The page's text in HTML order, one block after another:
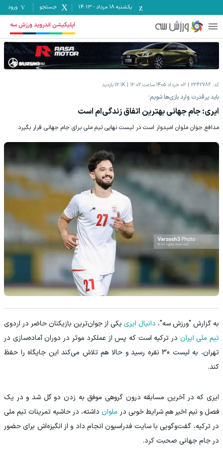
یکشنبه ۱۸ مرداد -
14:13 جستجو ورود
اپلیکیشن اندروید ورزش سه
کد: 2362786 02 خرداد 1405 ساعت 12:02 12.1K بازدید
باید پرقدرت وارد بازی‌ها شویم؛
ایری: جام جهانی بهترین اتفاق زندگی‌ام است
مدافع جوان ملوان امیدوار است در لیست نهایی تیم ملی برای جام جهانی قرار بگیرد.
به گزارش "ورزش سه"، دانیال ایری یکی از جوان‌ترین بازیکنان حاضر در اردوی
تیم ملی ایران در ترکیه است که پس از عملکرد موثر در دوران آماده‌سازی در
تهران، به لیست 30 نفره رسید و حالا هم تلاش می‌کند این جایگاه را حفظ
کند.
ایری که در آخرین مسابقه درون گروهی موفق به زدن دو گل شد و در یک
فصل و نیم اخیر هم شرایط خوبی در ملوانداشته، در حاشیه تمرینات تیم ملی
در ترکیه، گفت‌وگویی با سایت فدراسیون انجام داد و از انگیزه‌اش برای حضور
در جام جهانی صحبت کرد.